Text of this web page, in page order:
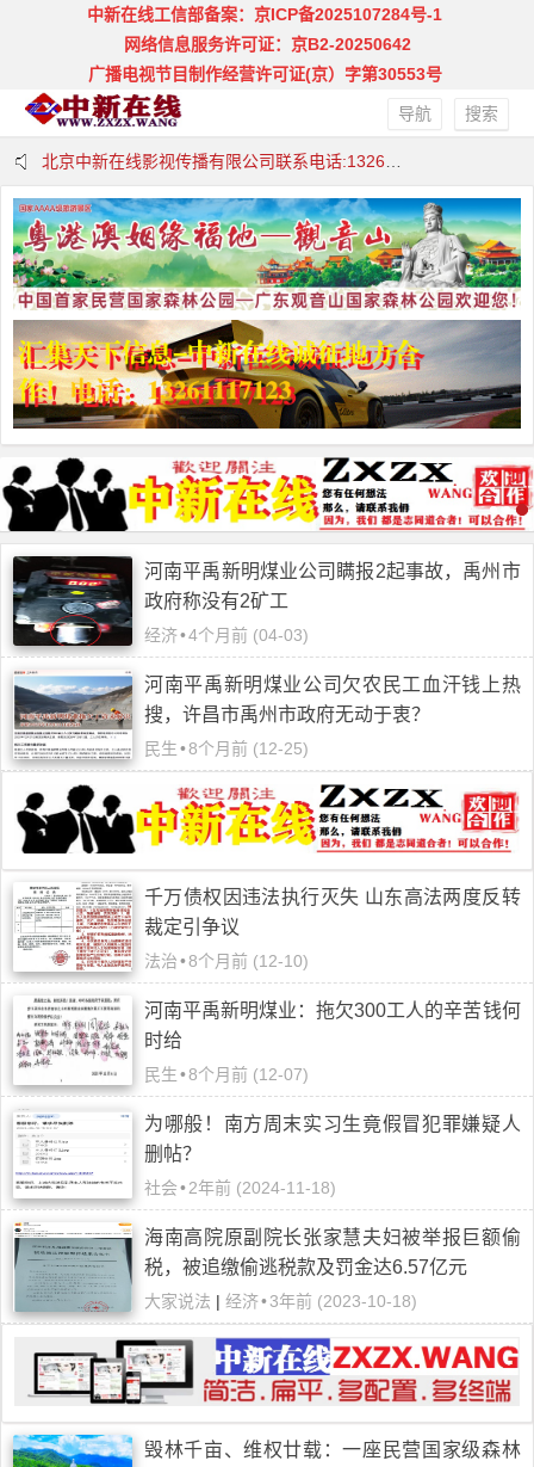
中新在线工信部备案：京ICP备2025107284号-1
网络信息服务许可证：京B2-20250642
广播电视节目制作经营许可证(京）字第30553号
搜索
导航
中新在线欢迎合作:13261117123 邮箱：zxzxw@qq.com
中新在线.法询网欢迎合作欢迎合作
河南平禹新明煤业公司瞒报2起事故，禹州市
政府称没有2矿工
经济•4个月前 (04-03)
河南平禹新明煤业公司欠农民工血汗钱上热
搜，许昌市禹州市政府无动于衷？
民生•8个月前 (12-25)
千万债权因违法执行灭失 山东高法两度反转
裁定引争议
法治•8个月前 (12-10)
河南平禹新明煤业：拖欠300工人的辛苦钱何
时给
民生•8个月前 (12-07)
为哪般！南方周末实习生竟假冒犯罪嫌疑人
删帖？
社会•2年前 (2024-11-18)
海南高院原副院长张家慧夫妇被举报巨额偷
税，被追缴偷逃税款及罚金达6.57亿元
大家说法 | 经济•3年前 (2023-10-18)
毁林千亩、维权廿载：一座民营国家级森林